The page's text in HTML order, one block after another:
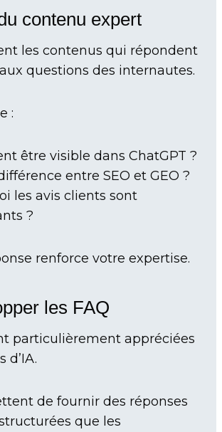
contenu expert
les contenus qui répondent
questions des internautes.
:
être visible dans ChatGPT ?
entre SEO et GEO ?
les avis clients sont
?
renforce votre expertise.
les FAQ
particulièrement appréciées
d’IA.
de fournir des réponses
que les